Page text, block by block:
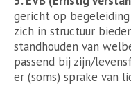
gericht op
zich in structuur
standhouden van
passend bij zijn/
er (soms) sprake van